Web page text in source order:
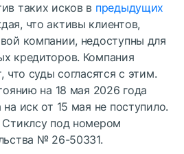
таких исков в предыдущих
что активы клиентов,
компании, недоступны для
кредиторов. Компания
что суды согласятся с этим.
на 18 мая 2026 года
иск от 15 мая не поступило.
под номером
№ 26-50331.